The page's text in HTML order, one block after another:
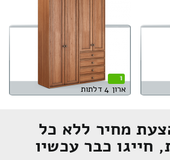
1
ארון 4 דלתות
מחיר ללא כל
חייגו כבר עכשיו